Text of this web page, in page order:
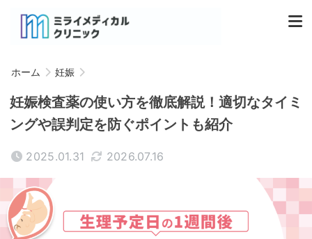
ホーム 妊娠
妊娠検査薬の使い方を徹底解説！適切なタイミ
ングや誤判定を防ぐポイントも紹介
2025.01.31 2026.07.16